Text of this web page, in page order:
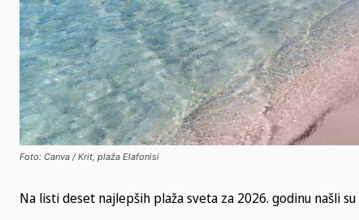
Foto: Canva / Krit, plaža Elafonisi
Na listi deset najlepših plaža sveta za 2026. godinu našli